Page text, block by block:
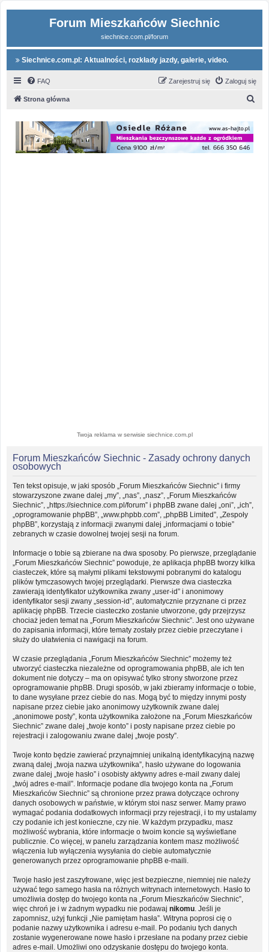
Forum Mieszkańców Siechnic
siechnice.com.pl/forum
Siechnice.com.pl: Aktualności, rozkłady jazdy, galerie, video.
FAQ Zaloguj się
Zarejestruj się
Strona główna
Twoja reklama w serwisie siechnice.com.pl
Forum Mieszkańców Siechnic - Zasady ochrony danych
osobowych
Ten tekst opisuje, w jaki sposób „Forum Mieszkańców Siechnic” i firmy
stowarzyszone zwane dalej „my”, „nas”, „nasz”, „Forum Mieszkańców
Siechnic”, „https://siechnice.com.pl/forum” i phpBB zwane dalej „oni”, „ich”,
„oprogramowanie phpBB”, „www.phpbb.com”, „phpBB Limited”, „Zespoły
phpBB”, korzystają z informacji zwanymi dalej „informacjami o tobie”
zebranych w czasie dowolnej twojej sesji na forum.
Informacje o tobie są zbierane na dwa sposoby. Po pierwsze, przeglądanie
„Forum Mieszkańców Siechnic” powoduje, że aplikacja phpBB tworzy kilka
ciasteczek, które są małymi plikami tekstowymi pobranymi do katalogu
plików tymczasowych twojej przeglądarki. Pierwsze dwa ciasteczka
zawierają identyfikator użytkownika zwany „user-id” i anonimowy
identyfikator sesji zwany „session-id”, automatycznie przyznane ci przez
aplikację phpBB. Trzecie ciasteczko zostanie utworzone, gdy przejrzysz
chociaż jeden temat na „Forum Mieszkańców Siechnic”. Jest ono używane
do zapisania informacji, które tematy zostały przez ciebie przeczytane i
służy do ułatwienia ci nawigacji na forum.
W czasie przeglądania „Forum Mieszkańców Siechnic” możemy też
utworzyć ciasteczka niezależne od oprogramowania phpBB, ale ich ten
dokument nie dotyczy – ma on opisywać tylko strony stworzone przez
oprogramowanie phpBB. Drugi sposób, w jaki zbieramy informacje o tobie,
to dane wysyłane przez ciebie do nas. Mogą być to między innymi posty
napisane przez ciebie jako anonimowy użytkownik zwane dalej
„anonimowe posty”, konta użytkownika założone na „Forum Mieszkańców
Siechnic” zwane dalej „twoje konto” i posty napisane przez ciebie po
rejestracji i zalogowaniu zwane dalej „twoje posty”.
Twoje konto będzie zawierać przynajmniej unikalną identyfikacyjną nazwę
zwaną dalej „twoja nazwa użytkownika”, hasło używane do logowania
zwane dalej „twoje hasło” i osobisty aktywny adres e-mail zwany dalej
„twój adres e-mail”. Informacje podane dla twojego konta na „Forum
Mieszkańców Siechnic” są chronione przez prawa dotyczące ochrony
danych osobowych w państwie, w którym stoi nasz serwer. Mamy prawo
wymagać podania dodatkowych informacji przy rejestracji, i to my ustalamy
czy podanie ich jest konieczne, czy nie. W każdym przypadku, masz
możliwość wybrania, które informacje o twoim koncie są wyświetlane
publicznie. Co więcej, w panelu zarządzania kontem masz możliwość
włączenia lub wyłączenia wysyłania do ciebie automatycznie
generowanych przez oprogramowanie phpBB e-maili.
Twoje hasło jest zaszyfrowane, więc jest bezpieczne, niemniej nie należy
używać tego samego hasła na różnych witrynach internetowych. Hasło to
umożliwia dostęp do twojego konta na „Forum Mieszkańców Siechnic”,
więc chroń je i w żadnym wypadku nie podawaj nikomu . Jeśli je
zapomnisz, użyj funkcji „Nie pamiętam hasła”. Witryna poprosi cię o
podanie nazwy użytkownika i adresu e-mail. Po podaniu tych danych
zostanie wygenerowane nowe hasło i przesłane na podany przez ciebie
adres e-mail. Umożliwi ono odzyskanie dostępu do twojego konta.